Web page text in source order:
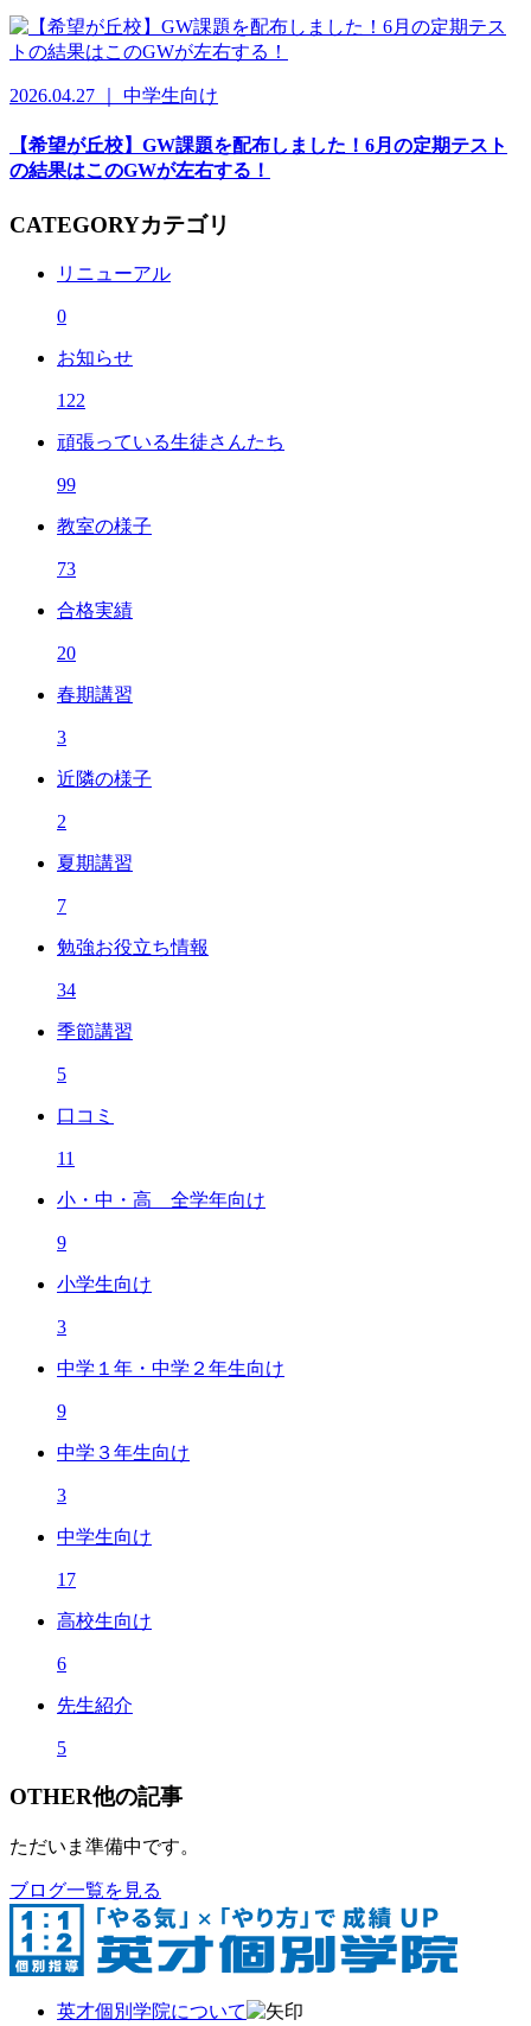
2026.04.27 ｜ 中学生向け
【希望が丘校】GW課題を配布しました！6月の定期テスト
の結果はこのGWが左右する！
CATEGORYカテゴリ
リニューアル
0
お知らせ
122
頑張っている生徒さんたち
99
教室の様子
73
合格実績
20
春期講習
3
近隣の様子
2
夏期講習
7
勉強お役立ち情報
34
季節講習
5
口コミ
11
小・中・高 全学年向け
9
小学生向け
3
中学１年・中学２年生向け
9
中学３年生向け
3
中学生向け
17
高校生向け
6
先生紹介
5
OTHER他の記事
ただいま準備中です。
ブログ一覧を見る
英才個別学院について